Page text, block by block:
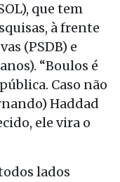
que tem
à frente
(PSDB) e
“Boulos é
Caso não
Haddad
ele vira o
lados